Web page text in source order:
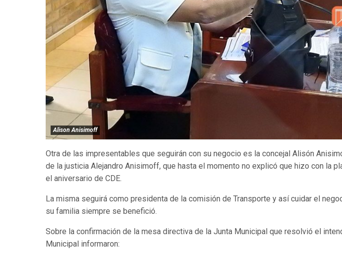
Alison Anisimoff
Otra de las impresentables que seguirán con su negocio es la concejal Alisón
de la justicia Alejandro Anisimoff, que hasta el momento no explicó que hizo con la
el aniversario de CDE.
La misma seguirá como presidenta de la comisión de Transporte y así cuidar el
su familia siempre se benefició.
Sobre la confirmación de la mesa directiva de la Junta Municipal que resolvió el
Municipal informaron: